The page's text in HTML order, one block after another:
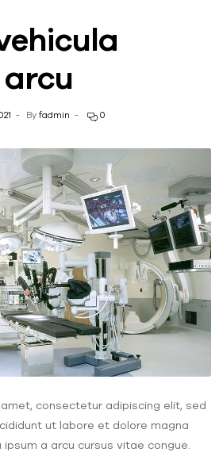
By fadmin 0
consectetur adipiscing elit, sed
ut labore et dolore magna
ipsum a arcu cursus vitae congue.